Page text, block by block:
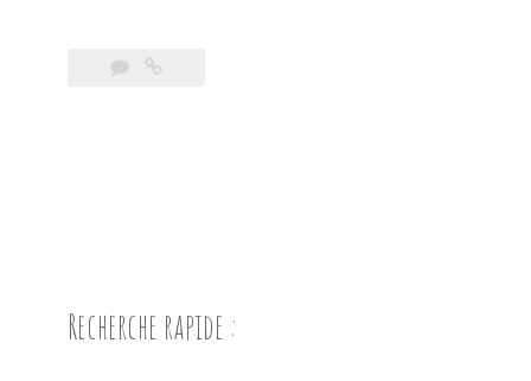
Recherche rapide :